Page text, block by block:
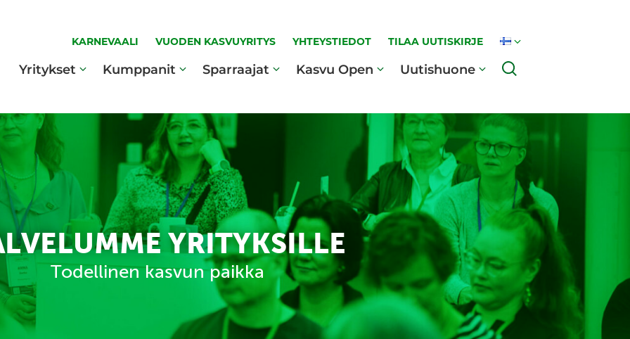
KARNEVAALI VUODEN KASVUYRITYS YHTEYSTIEDOT TILAA UUTISKIRJE
Yritykset Kumppanit Sparraajat Kasvu Open Uutishuone
YRITYKSILLE
Todellinen kasvun paikka